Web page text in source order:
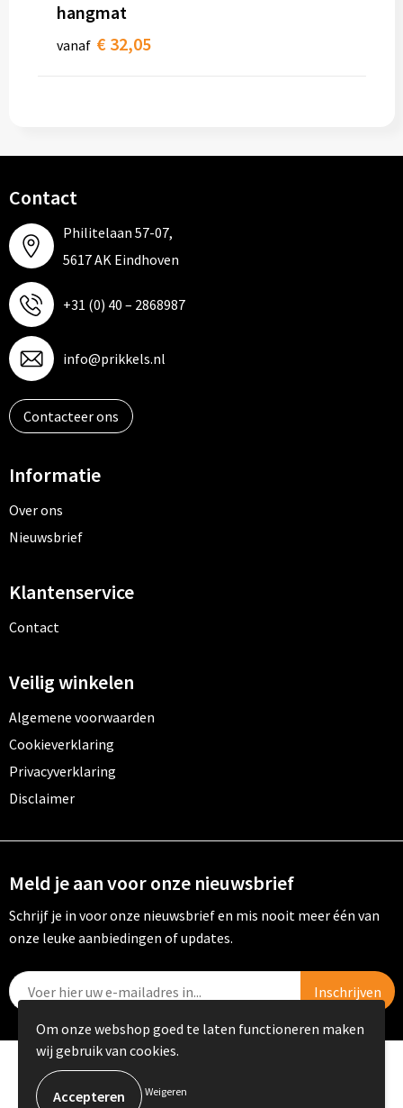
hangmat
vanaf € 32,05
Contact
Philitelaan 57-07,
5617 AK Eindhoven
+31 (0) 40 – 2868987
info@prikkels.nl
Contacteer ons
Informatie
Over ons
Nieuwsbrief
Klantenservice
Contact
Veilig winkelen
Algemene voorwaarden
Cookieverklaring
Privacyverklaring
Disclaimer
Meld je aan voor onze nieuwsbrief
Schrijf je in voor onze nieuwsbrief en mis nooit meer één van
onze leuke aanbiedingen of updates.
© Copyright PRIKKELS B.V. 2023
Om onze webshop goed te laten functioneren maken
wij gebruik van cookies.
Weigeren